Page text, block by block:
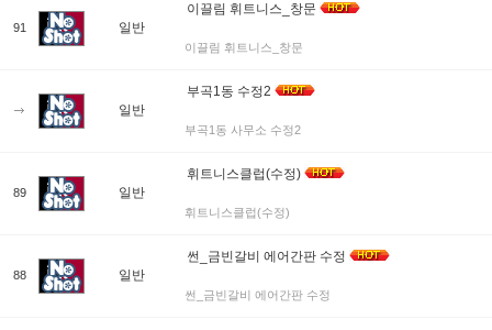
91 일반
이끌림 휘트니스_창문
이끌림 휘트니스_창문
일반
부곡1동 수정2
부곡1동 사무소 수정2
89 일반
휘트니스클럽(수정)
휘트니스클럽(수정)
88 일반
썬_금빈갈비 에어간판 수정
썬_금빈갈비 에어간판 수정